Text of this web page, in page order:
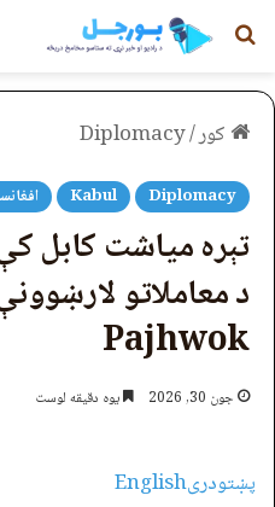
لټون
کور/
Diplomacy
Diplomacy
Kabul
تېره میاشت کابل
Pajhwok
جون 30, 2026 یوه دقیقه لوست
پښتودریEnglish